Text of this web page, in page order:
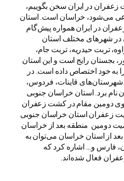
زعفران در ایران سخن بگوییم،
می‌شود، خراسان است. استان
در ایران همواره پیش‌گام
شهرهای مختلف استان
تربت حیدریه، تربت جام،
بجستان رایج است و این استان
خود اختصاص داده است. در
شهرستان‌های قاینات، فردوس،
نام برد. استان خراسان جنوبی
دومین مقام در کشت زعفران
زعفران استان خراسان جنوبی
دومین منطقه بعد از خراسان
استان خراسان می‌توان به
فارس و… اشاره کرد که
فعال شده‌اند.